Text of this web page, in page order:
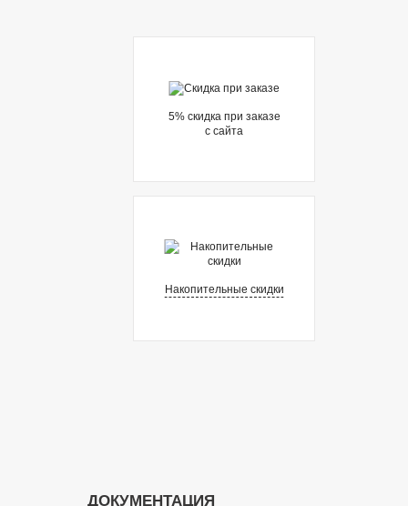
5% cкидка при заказе
с сайта
Накопительные скидки
ДОКУМЕНТАЦИЯ